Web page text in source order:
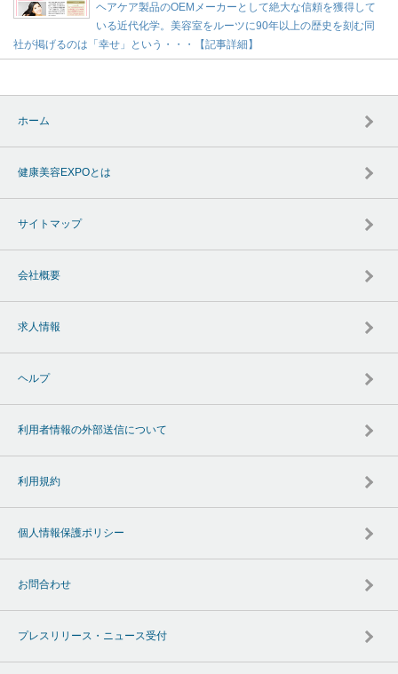
ヘアケア製品のOEMメーカーとして絶大な信頼を獲得して
いる近代化学。美容室をルーツに90年以上の歴史を刻む同
社が掲げるのは「幸せ」という・・・【記事詳細】
ホーム
健康美容EXPOとは
サイトマップ
会社概要
求人情報
ヘルプ
利用者情報の外部送信について
利用規約
個人情報保護ポリシー
お問合わせ
プレスリリース・ニュース受付